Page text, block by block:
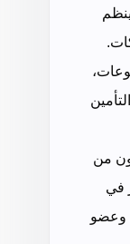
من
في
وعضو